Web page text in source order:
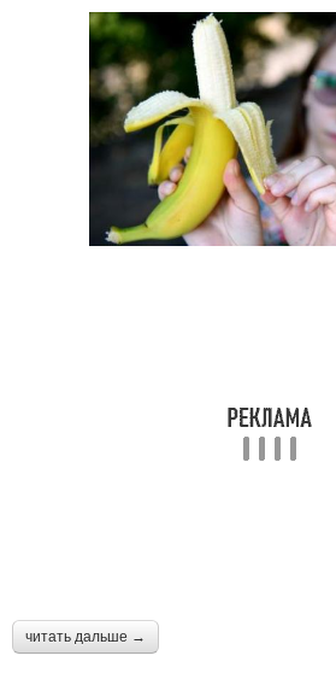
читать дальше →